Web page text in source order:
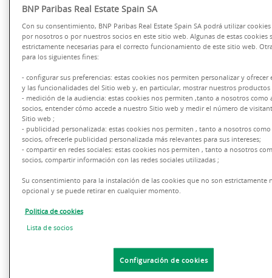
BNP Paribas Real Estateha asesorado a
Trustone REIM
de unedificio ubicado en la calle Provenza
102, en pleno corazón del distrito del
Eixample de Barcelona
. BNP Paribas Real
Estate ha intervenido tanto en la compra
por parte de su equipo de Capital Markets
por parte de su departamento de Debt
Advisory.
El activo se encuentra en un
y cuenta con unasuperficie
BNP Paribas Real Estate Spain SA
Con su consentimiento, BNP Paribas Real Estate Spain SA podrá utilizar
por nosotros o por nuestros socios en este sitio web. Algunas de estas cookies
estrictamente necesarias para el correcto funcionamiento de este sitio web.
para los siguientes fines:
- configurar sus preferencias: estas cookies nos permiten personalizar y ofrecer
y las funcionalidades del Sitio web y, en particular, mostrar nuestros productos
- medición de la audiencia: estas cookies nos permiten ,tanto a nosotros como
socios, entender cómo accede a nuestro Sitio web y medir el número de
Sitio web ;
- publicidad personalizada: estas cookies nos permiten , tanto a nosotros
socios, ofrecerle publicidad personalizada más relevantes para sus intereses;
- compartir en redes sociales: estas cookies nos permiten , tanto a nosotros
socios, compartir información con las redes sociales utilizadas ;
Su consentimiento para la instalación de las cookies que no son estrictamente
opcional y se puede retirar en cualquier momento.
Politica de cookies
Lista de socios
Configuración de cookies